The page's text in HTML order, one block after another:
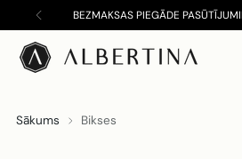
BEZMAKSAS PIEGĀDE
Sākums Bikses